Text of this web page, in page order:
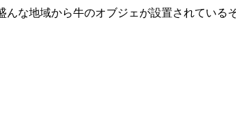
な地域から牛のオブジェが設置されている